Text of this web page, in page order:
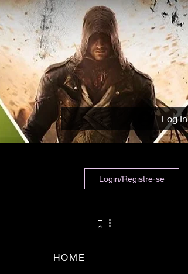
Log In
Login/Registre-se
HOME